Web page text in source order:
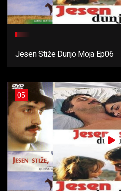
Jesen Stiže Dunjo Moja Ep06
05